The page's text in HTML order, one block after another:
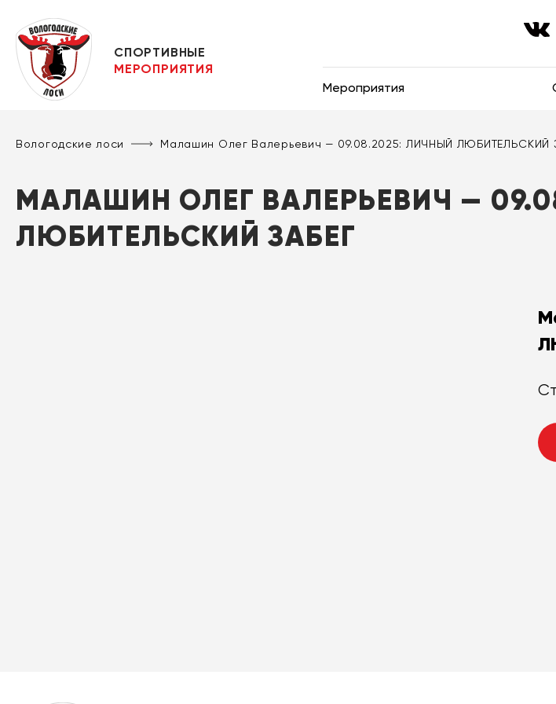
СПОРТИВНЫЕ
МЕРОПРИЯТИЯ
Мероприятия
Вологодские лоси Малашин Олег Валерьевич — 09.08.2025: ЛИЧНЫЙ ЛЮБИТЕЛЬСКИЙ
МАЛАШИН ОЛЕГ ВАЛЕРЬЕВИЧ —
ЛЮБИТЕЛЬСКИЙ ЗАБЕГ